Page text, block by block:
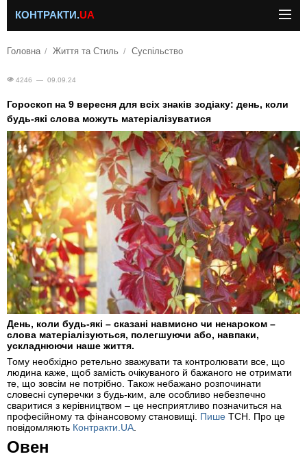
КОНТРАКТИ.UA
Головна Життя та Стиль Суспільство
4246 — 09.09.24
Гороскоп на 9 вересня для всіх знаків зодіаку: день, коли
будь-які слова можуть матеріалізуватися
День, коли будь-які – сказані навмисно чи ненароком –
слова матеріалізуються, полегшуючи або, навпаки,
ускладнюючи наше життя.
Тому необхідно ретельно зважувати та контролювати все, що
людина каже, щоб замість очікуваного й бажаного не отримати
те, що зовсім не потрібно. Також небажано розпочинати
словесні суперечки з будь-ким, але особливо небезпечно
сваритися з керівництвом – це несприятливо позначиться на
професійному та фінансовому становищі. Пише ТСН. Про це
повідомляють Контракти.UA.
Овен